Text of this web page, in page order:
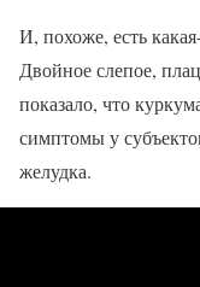
И, похоже, есть
Двойное слепое,
показало, что
симптомы у
желудка.